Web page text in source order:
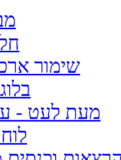
שימור
מעת לעט -